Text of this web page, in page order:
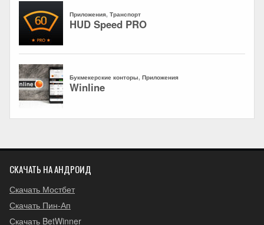
СКАЧАТЬ НА АНДРОИД
Скачать Мостбет
Скачать Пин-Ап
Скачать BetWinner